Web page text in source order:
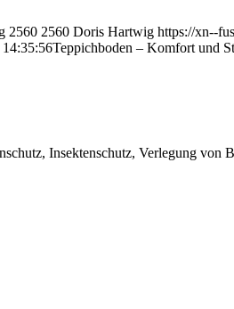
2560 2560 Doris Hartwig https://xn--
Teppichboden – Komfort und
Insektenschutz, Verlegung von